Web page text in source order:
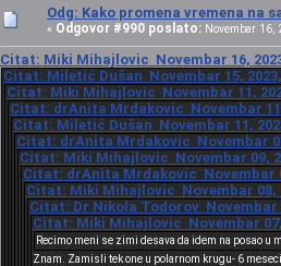
Odg: Kako promena vremena na
« Odgovor #990 poslato: Novembar 16,
Citat: Miki Mihajlovic Novembar 16,
Citat: Miletić Dušan Novembar 15,
Citat: Miki Mihajlovic Novembar 11,
Citat: drAnita Mrdakovic Novembar 11,
Citat: Miletić Dušan Novembar 11,
Citat: drAnita Mrdakovic Novembar
Citat: Miki Mihajlovic Novembar 09,
Citat: drAnita Mrdakovic Novembar
Citat: Miki Mihajlovic Novembar 08,
Citat: Dr Nikola Todorov Novembar
Citat: Miki Mihajlovic Novembar 07,
Recimo meni se zimi desava da idem na posao u
Znam. Zamisli tek one u polarnom krugu- 6